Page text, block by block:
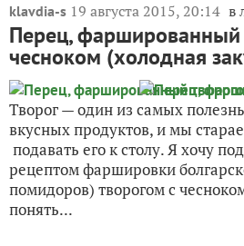
klavdia-s 19 августа 2015, 20:14 в
Перец, фаршированный
чесноком (холодная
Творог — один из самых
вкусных продуктов, и мы
подавать его к столу. Я хочу
рецептом фаршировки
помидоров) творогом с
понять...